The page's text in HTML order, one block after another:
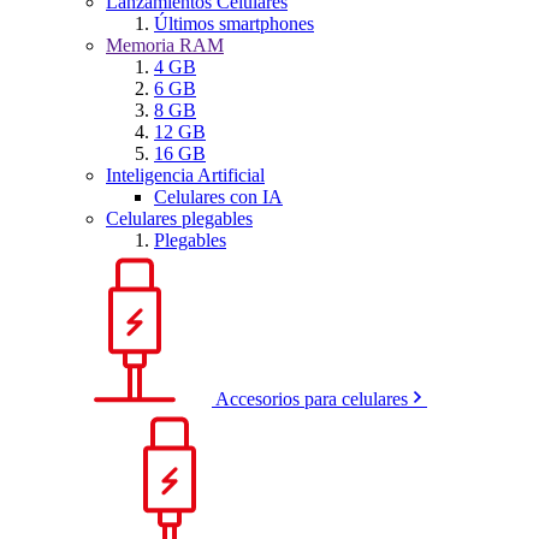
Últimos smartphones
Memoria RAM
4 GB
6 GB
8 GB
12 GB
16 GB
Inteligencia Artificial
Celulares con IA
Celulares plegables
Plegables
Accesorios para celulares